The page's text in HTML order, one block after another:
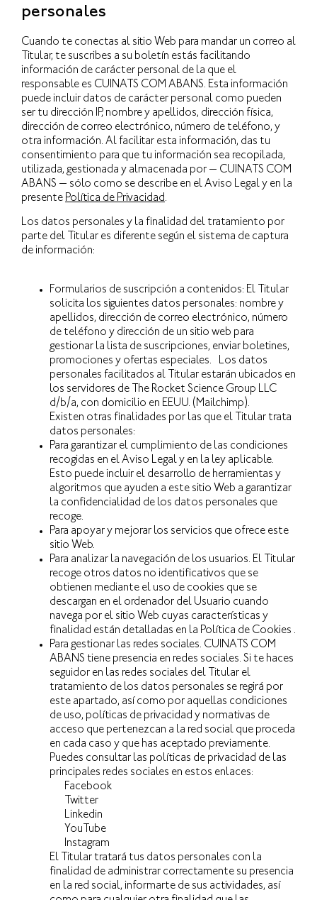
personales
Cuando te conectas al sitio Web para mandar un correo al
Titular, te suscribes a su boletín estás facilitando
información de carácter personal de la que el
responsable es CUINATS COM ABANS. Esta información
puede incluir datos de carácter personal como pueden
ser tu dirección IP, nombre y apellidos, dirección física,
dirección de correo electrónico, número de teléfono, y
otra información. Al facilitar esta información, das tu
consentimiento para que tu información sea recopilada,
utilizada, gestionada y almacenada por — CUINATS COM
ABANS — sólo como se describe en el Aviso Legal y en la
presente Política de Privacidad .
Los datos personales y la finalidad del tratamiento por
parte del Titular es diferente según el sistema de captura
de información:
Formularios de suscripción a contenidos: El Titular
solicita los siguientes datos personales: nombre y
apellidos, dirección de correo electrónico, número
de teléfono y dirección de un sitio web para
gestionar la lista de suscripciones, enviar boletines,
promociones y ofertas especiales. Los datos
personales facilitados al Titular estarán ubicados en
los servidores de The Rocket Science Group LLC
d/b/a, con domicilio en EEUU. (Mailchimp).
Existen otras finalidades por las que el Titular trata
datos personales:
Para garantizar el cumplimiento de las condiciones
recogidas en el Aviso Legal y en la ley aplicable.
Esto puede incluir el desarrollo de herramientas y
algoritmos que ayuden a este sitio Web a garantizar
la confidencialidad de los datos personales que
recoge.
Para apoyar y mejorar los servicios que ofrece este
sitio Web.
Para analizar la navegación de los usuarios. El Titular
recoge otros datos no identificativos que se
obtienen mediante el uso de cookies que se
descargan en el ordenador del Usuario cuando
navega por el sitio Web cuyas características y
finalidad están detalladas en la Política de Cookies .
Para gestionar las redes sociales. CUINATS COM
ABANS tiene presencia en redes sociales. Si te haces
seguidor en las redes sociales del Titular el
tratamiento de los datos personales se regirá por
este apartado, así como por aquellas condiciones
de uso, políticas de privacidad y normativas de
acceso que pertenezcan a la red social que proceda
en cada caso y que has aceptado previamente.
Puedes consultar las políticas de privacidad de las
principales redes sociales en estos enlaces:
Facebook
Twitter
Linkedin
YouTube
Instagram
El Titular tratará tus datos personales con la
finalidad de administrar correctamente su presencia
en la red social, informarte de sus actividades, así